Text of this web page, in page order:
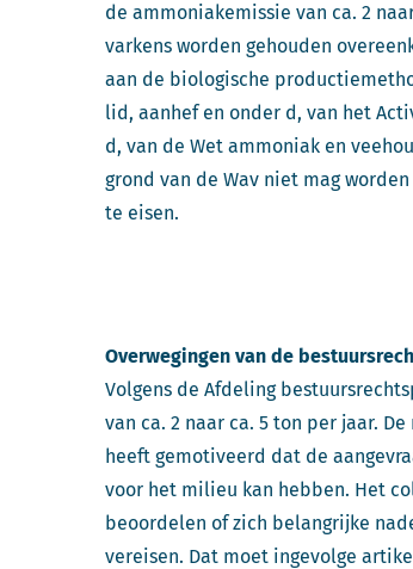
de ammoniakemissie van ca. 2
varkens worden gehouden
aan de biologische
lid, aanhef en onder d, van het
d, van de Wet ammoniak en
grond van de Wav niet mag
te eisen.
Overwegingen van de
Volgens de Afdeling
van ca. 2 naar ca. 5 ton per jaar.
heeft gemotiveerd dat de
voor het milieu kan hebben. Het
beoordelen of zich belangrijke
vereisen. Dat moet ingevolge